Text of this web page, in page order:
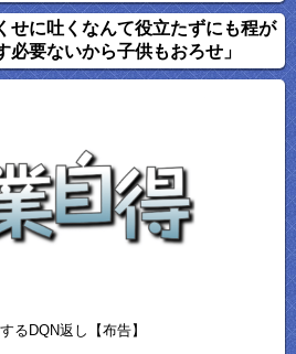
せに吐くなんて役立たずにも程が
必要ないから子供もおろせ」
るDQN返し【布告】